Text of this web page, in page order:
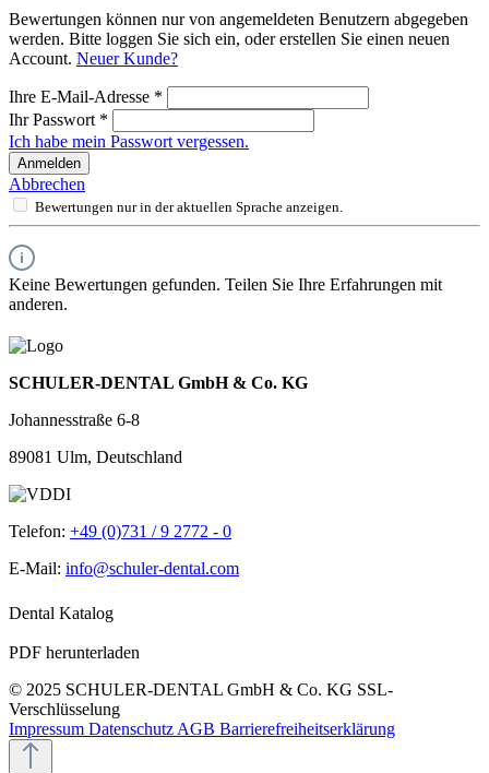
Bewertungen können nur von angemeldeten Benutzern abgegeben
werden. Bitte loggen Sie sich ein, oder erstellen Sie einen neuen
Account. Neuer Kunde?
Ihre E-Mail-Adresse *
Ihr Passwort *
Ich habe mein Passwort vergessen.
Anmelden
Abbrechen
Bewertungen nur in der aktuellen Sprache anzeigen.
Keine Bewertungen gefunden. Teilen Sie Ihre Erfahrungen mit
anderen.
SCHULER-DENTAL GmbH & Co. KG
Johannesstraße 6-8
89081 Ulm, Deutschland
Telefon: +49 (0)731 / 9 2772 - 0
E-Mail: info@schuler-dental.com
Dental Katalog
PDF herunterladen
© 2025 SCHULER-DENTAL GmbH & Co. KG SSL-
Verschlüsselung
Impressum Datenschutz AGB Barrierefreiheitserklärung